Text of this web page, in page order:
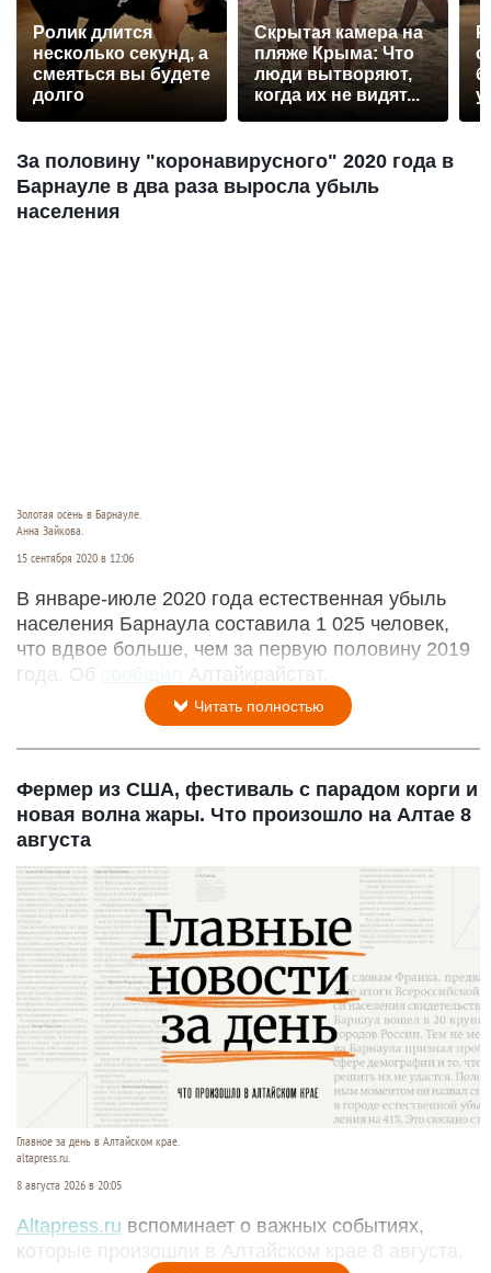
Ролик длится
несколько секунд, а
смеяться вы будете
долго
Скрытая камера на
пляже Крыма: Что
люди вытворяют,
когда их не видят...
За половину "коронавирусного" 2020 года в
Барнауле в два раза выросла убыль
населения
Золотая осень в Барнауле.
Анна Зайкова.
15 сентября 2020 в 12:06
В январе-июле 2020 года естественная убыль
населения Барнаула составила 1 025 человек,
что вдвое больше, чем за первую половину 2019
года. Об
сообщил Алтайкрайстат.
Читать полностью
Фермер из США, фестиваль с парадом корги и
новая волна жары. Что произошло на Алтае 8
августа
Главное за день в Алтайском крае.
altapress.ru.
8 августа 2026 в 20:05
Altapress.ru вспоминает о важных событиях,
которые произошли в Алтайском крае 8 августа.